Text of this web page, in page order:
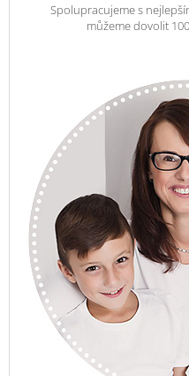
Spolupracujeme s
můžeme dovolit